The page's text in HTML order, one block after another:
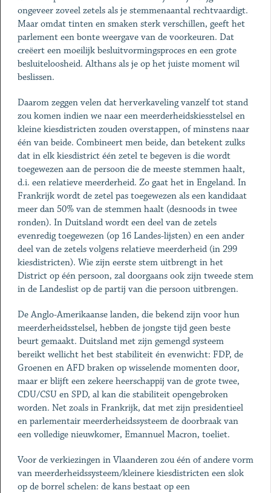
ongeveer zoveel zetels als je stemmenaantal rechtvaardigt.
Maar omdat tinten en smaken sterk verschillen, geeft het
parlement een bonte weergave van de voorkeuren. Dat
creëert een moeilijk besluitvormingsproces en een grote
besluiteloosheid. Althans als je op het juiste moment wil
beslissen.
Daarom zeggen velen dat herverkaveling vanzelf tot stand
zou komen indien we naar een meerderheidskiesstelsel en
kleine kiesdistricten zouden overstappen, of minstens naar
één van beide. Combineert men beide, dan betekent zulks
dat in elk kiesdistrict één zetel te begeven is die wordt
toegewezen aan de persoon die de meeste stemmen haalt,
d.i. een relatieve meerderheid. Zo gaat het in Engeland. In
Frankrijk wordt de zetel pas toegewezen als een kandidaat
meer dan 50% van de stemmen haalt (desnoods in twee
ronden). In Duitsland wordt een deel van de zetels
evenredig toegewezen (op 16 Landes-lijsten) en een ander
deel van de zetels volgens relatieve meerderheid (in 299
kiesdistricten). Wie zijn eerste stem uitbrengt in het
District op één persoon, zal doorgaans ook zijn tweede stem
in de Landeslist op de partij van die persoon uitbrengen.
De Anglo-Amerikaanse landen, die bekend zijn voor hun
meerderheidsstelsel, hebben de jongste tijd geen beste
beurt gemaakt. Duitsland met zijn gemengd systeem
bereikt wellicht het best stabiliteit én evenwicht: FDP, de
Groenen en AFD braken op wisselende momenten door,
maar er blijft een zekere heerschappij van de grote twee,
CDU/CSU en SPD, al kan die stabiliteit opengebroken
worden. Net zoals in Frankrijk, dat met zijn presidentieel
en parlementair meerderheidssysteem de doorbraak van
een volledige nieuwkomer, Emannuel Macron, toeliet.
Voor de verkiezingen in Vlaanderen zou één of andere vorm
van meerderheidssysteem/kleinere kiesdistricten een slok
op de borrel schelen: de kans bestaat op een